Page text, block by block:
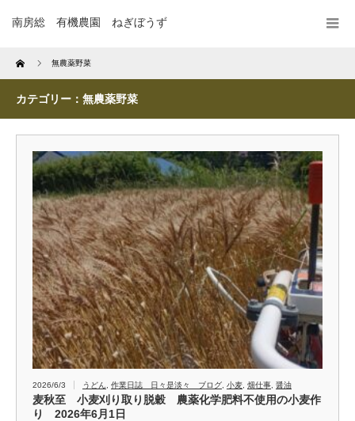
南房総 有機農園 ねぎぼうず
Home 無農薬野菜
カテゴリー：無農薬野菜
2026/6/3 うどん 作業日誌 日々是淡々 ブログ 小麦 畑仕事 醤油
麦秋至 小麦刈り取り脱穀 農薬化学肥料不使用の小麦作
り 2026年6月1日